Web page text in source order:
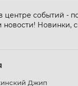
центре событий -
новости! Новинки,
Джип